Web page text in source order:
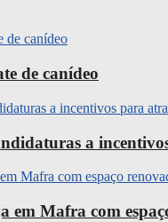
de canídeo
a
em Mafra com